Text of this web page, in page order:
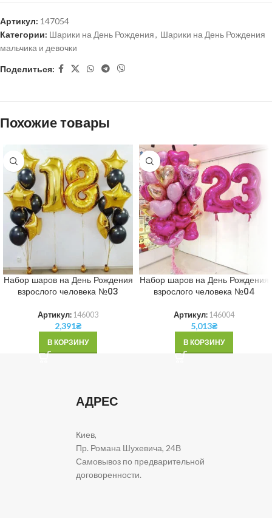
Артикул: 147054
Категории: Шарики на День Рождения, Шарики на День Рождения
мальчика и девочки
Поделиться:
Похожие товары
Набор шаров на День Рождения
взрослого человека №03
Артикул: 146003
2,391₴
В КОРЗИНУ
Набор шаров на День Рождения
взрослого человека №04
Артикул: 146004
5,013₴
В КОРЗИНУ
АДРЕС
Киев,
Пр. Романа Шухевича, 24В
Самовывоз по предварительной
договоренности.